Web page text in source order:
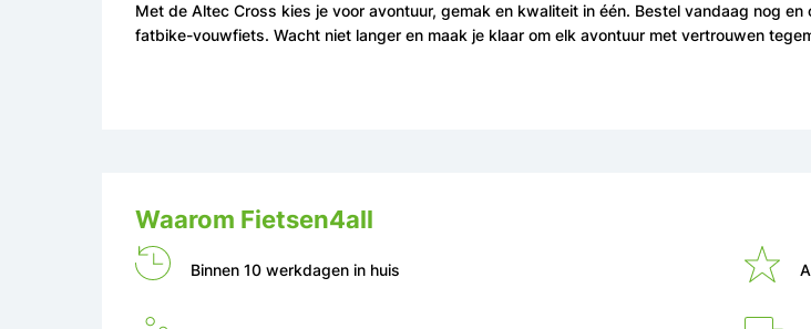
Waarom Fietsen4all
Binnen 10 werkdagen in huis
Met de Altec Cross kies je voor avontuur, gemak en kwaliteit in één. Bestel vandaag nog
fatbike-vouwfiets. Wacht niet langer en maak je klaar om elk avontuur met vertrouwen